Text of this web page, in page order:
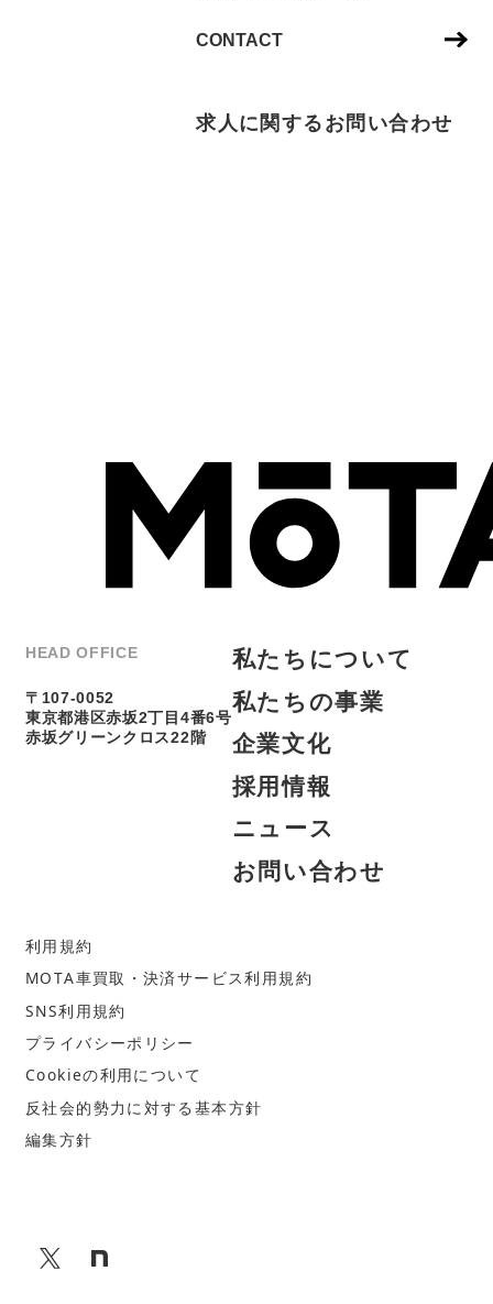
CONTACT
求人に関するお問い合わせ
HEAD OFFICE
〒107-0052
東京都港区赤坂2丁目4番6号
赤坂グリーンクロス22階
私た ち について
私た ちの事業
企業文化
採用情報
ニ ュ ース
お問い合わせ
利 用 規約
MOTA車買取 ・決済サー ビス利 用規約
SNS利 用規約
プラ イバシーポ リ シー
Cookieの利用について
反社会的勢力 に対する 基本方針
編集方針